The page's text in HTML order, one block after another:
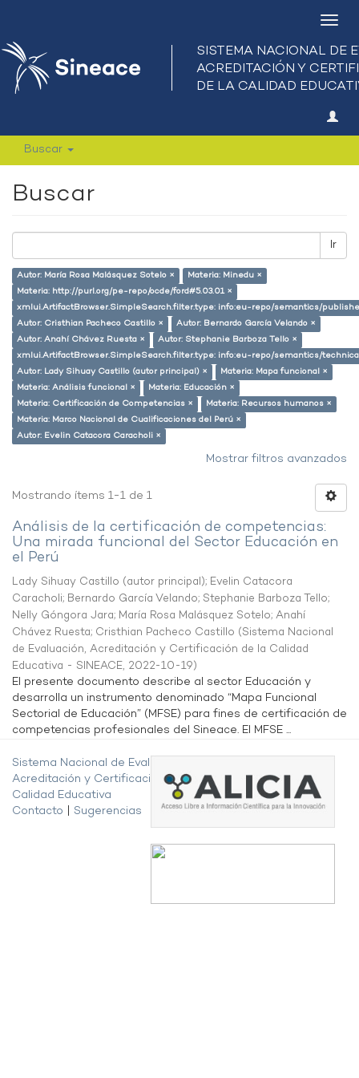
Buscar
Buscar
Ir
Autor: María Rosa Malásquez Sotelo ×
Materia: Minedu ×
Materia: http://purl.org/pe-repo/ocde/ford#5.03.01 ×
xmlui.ArtifactBrowser.SimpleSearch.filter.type: info:eu-repo/semantics/
Autor: Cristhian Pacheco Castillo ×
Autor: Bernardo García Velando ×
Autor: Anahí Chávez Ruesta ×
Autor: Stephanie Barboza Tello ×
xmlui.ArtifactBrowser.SimpleSearch.filter.type: info:eu-repo/semantics/
Autor: Lady Sihuay Castillo (autor principal) ×
Materia: Mapa funcional ×
Materia: Análisis funcional ×
Materia: Educación ×
Materia: Certificación de Competencias ×
Materia: Recursos humanos ×
Materia: Marco Nacional de Cualificaciones del Perú ×
Autor: Evelin Catacora Caracholi ×
Mostrar filtros avanzados
Mostrando ítems 1-1 de 1
Análisis de la certificación de competencias:
Una mirada funcional del Sector Educación en
el Perú
Lady Sihuay Castillo (autor principal); Evelin Catacora
Caracholi; Bernardo García Velando; Stephanie Barboza Tello;
Nelly Góngora Jara; María Rosa Malásquez Sotelo; Anahí
Chávez Ruesta; Cristhian Pacheco Castillo (Sistema Nacional
de Evaluación, Acreditación y Certificación de la Calidad
Educativa - SINEACE, 2022-10-19)
El presente documento describe al sector Educación y
desarrolla un instrumento denominado “Mapa Funcional
Sectorial de Educación” (MFSE) para fines de certificación de
competencias profesionales del Sineace. El MFSE ...
Sistema Nacional de Evaluación,
Acreditación y Certificación de la
Calidad Educativa
Contacto
Sugerencias